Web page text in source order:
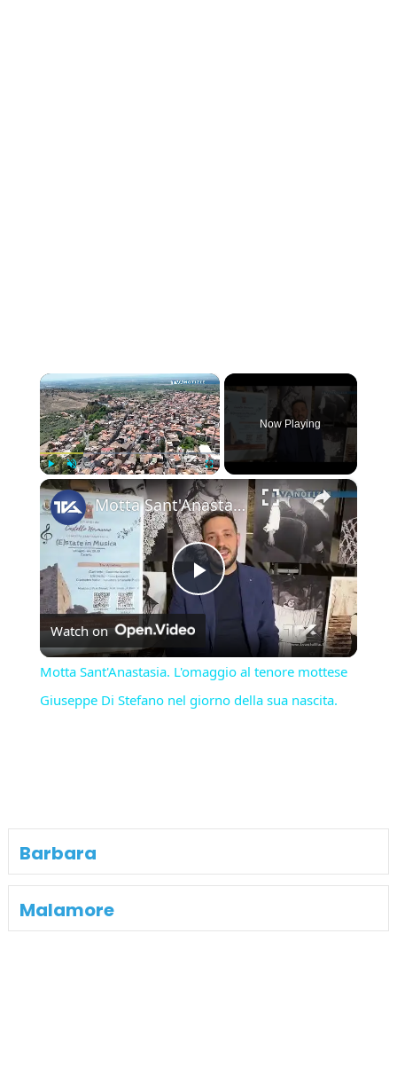
×
Play Unmute Fullscreen
Now Playing
×
Play
Video
Motta Sant'Anastasia. L'omaggio al tenore mottese Giuseppe Di Stefano nel giorno della sua nascita.
Watch on
Motta Sant'Anastasia. L'omaggio al tenore mottese
Giuseppe Di Stefano nel giorno della sua nascita.
Barbara
Malamore